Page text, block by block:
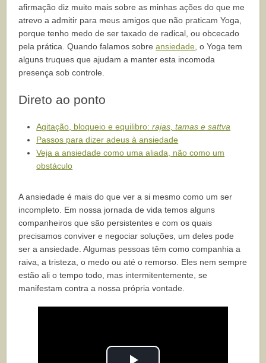
afirmação diz muito mais sobre as minhas ações do que me
atrevo a admitir para meus amigos que não praticam Yoga,
porque tenho medo de ser taxado de radical, ou obcecado
pela prática. Quando falamos sobreansiedade, o Yoga tem
alguns truques que ajudam a manter esta incomoda
presença sob controle.
Direto ao ponto
Agitação, bloqueio e equilibro:rajas, tamas e sattva
Passos para dizer adeus à ansiedade
Veja a ansiedade como uma aliada, não como um
obstáculo
A ansiedade é mais do que ver a si mesmo como um ser
incompleto. Em nossa jornada de vida temos alguns
companheiros que são persistentes e com os quais
precisamos conviver e negociar soluções, um deles pode
ser a ansiedade. Algumas pessoas têm como companhia a
raiva, a tristeza, o medo ou até o remorso. Eles nem sempre
estão ali o tempo todo, mas intermitentemente, se
manifestam contra a nossa própria vontade.